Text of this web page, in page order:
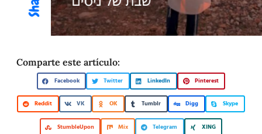
Comparte este artículo:
Facebook Twitter LinkedIn Pinterest
Reddit VK OK Tumblr Digg Skype
StumbleUpon Mix Telegram XING